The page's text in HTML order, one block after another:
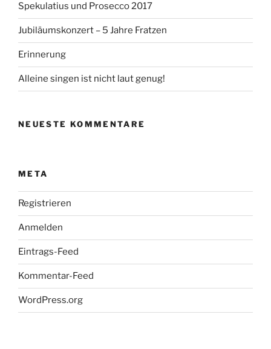
Spekulatius und Prosecco 2017
Jubiläumskonzert – 5 Jahre Fratzen
Erinnerung
Alleine singen ist nicht laut genug!
NEUESTE KOMMENTARE
META
Registrieren
Anmelden
Eintrags-Feed
Kommentar-Feed
WordPress.org